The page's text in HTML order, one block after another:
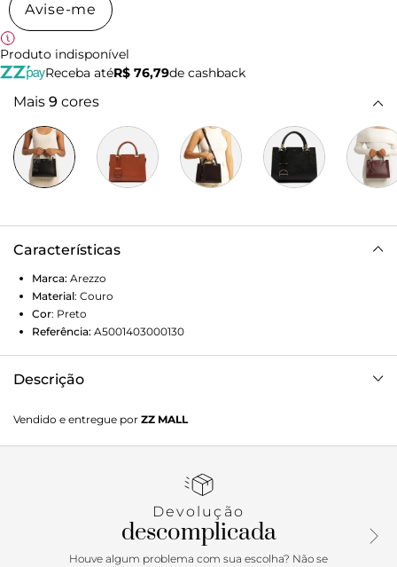
Avise-me
Produto indisponível
Receba atéR$ 76,79de cashback
Mais 9 cores
Características
Marca: Arezzo
Material: Couro
Cor: Preto
Referência: A5001403000130
Descrição
estruturado, acabamento texturizado wave, recortes na
parte superior para saída das alças e inscrição discreta do
alças de mão presas por metais sextavados e argolas. Com
charm em couro com detalhe em metal em forma de A
geométrico, preso à bolsa por tira fina.
Vendido e entregue por ZZ MALL
Devolução
descomplicada
Houve algum problema com sua escolha? Não se